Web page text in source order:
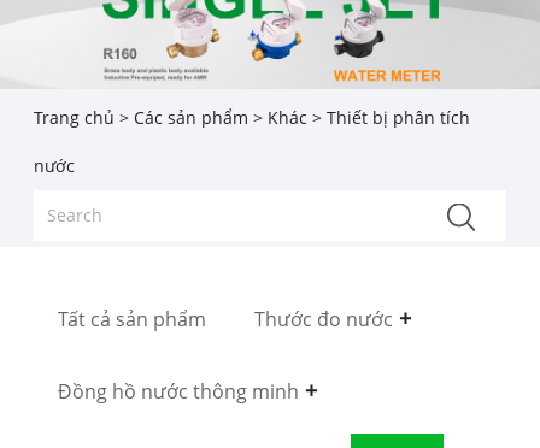
Trang chủ > Các sản phẩm > Khác > Thiết bị phân tích
nước
Tất cả sản phẩm Thước đo nước
Đồng hồ nước thông minh